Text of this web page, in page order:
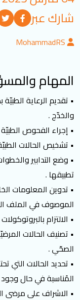
العربية
تابعنا
شارك عبر
MohammadRS
المهام
• تقديم الرعاية
والخدّج .
• إجراء الفحوص
• تشخيص الحالات
• وضع التدابير
تطبيقها .
• تدوين المعلومات
الموصوف في الملف
• الالتزام
• تصنيف الحالات
الصحّي .
• تحديد الحالات التي
المُناسبة في حال
• الاشراف على مرضى